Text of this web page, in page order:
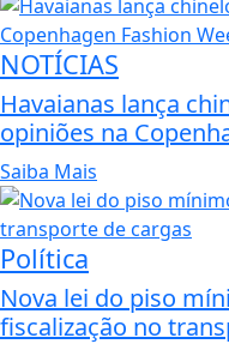
NOTÍCIAS
Havaianas lança
opiniões na
Saiba Mais
Política
Nova lei do piso
fiscalização no